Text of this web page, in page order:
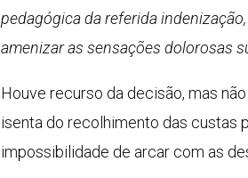
pedagógica da referida
amenizar as sensações dolorosas
Houve recurso da decisão, mas
isenta do recolhimento das custas
impossibilidade de arcar com as